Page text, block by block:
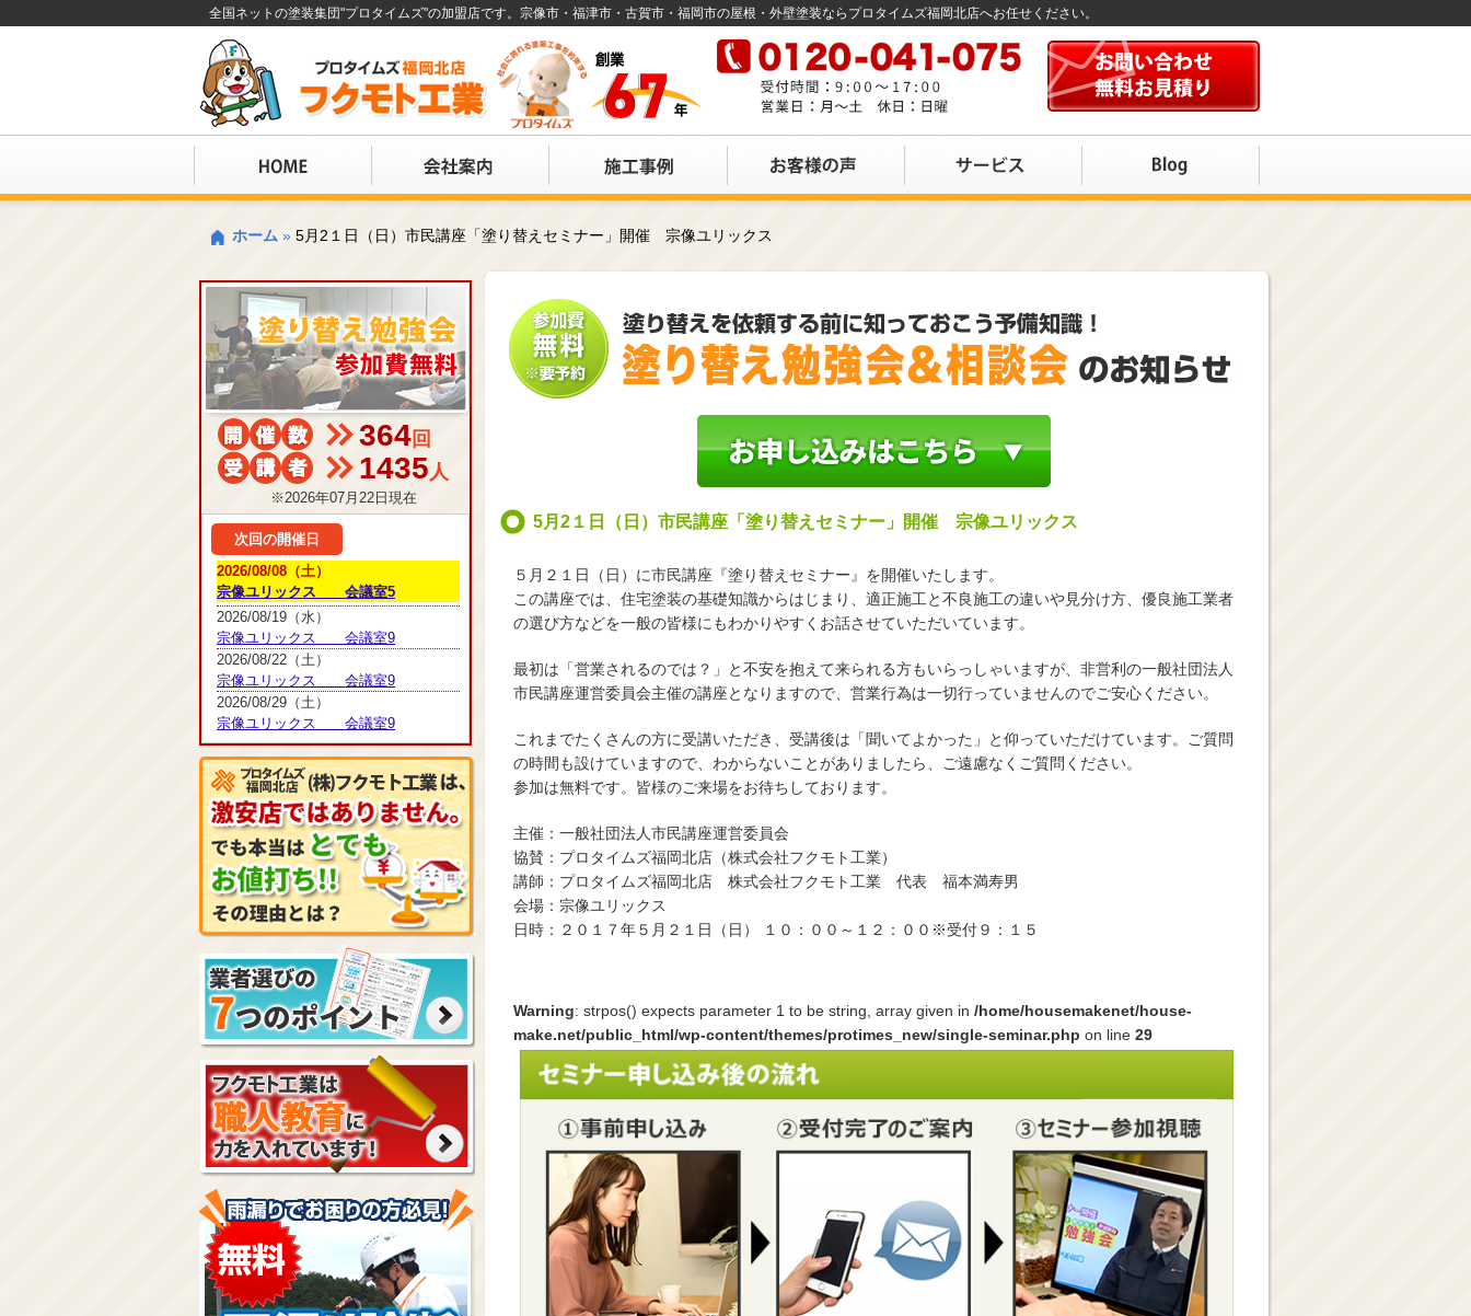
全国ネットの塗装集団"プロタイムズ"の加盟店です。宗像市・福津市・古賀市・福岡市の屋根・外壁塗装ならプロタイムズ福岡北店へお任せください。
ホーム » 5月2１日（日）市民講座「塗り替えセミナー」開催 宗像ユリックス
5月2１日（日）市民講座「塗り替えセミナー」開催 宗像ユリックス
５月２１日（日）に市民講座『塗り替えセミナー』を開催いたします。
この講座では、住宅塗装の基礎知識からはじまり、適正施工と不良施工の違いや見分け方、優良施工業者
の選び方などを一般の皆様にもわかりやすくお話させていただいています。
最初は「営業されるのでは？」と不安を抱えて来られる方もいらっしゃいますが、非営利の一般社団法人
市民講座運営委員会主催の講座となりますので、営業行為は一切行っていませんのでご安心ください。
これまでたくさんの方に受講いただき、受講後は「聞いてよかった」と仰っていただけています。ご質問
の時間も設けていますので、わからないことがありましたら、ご遠慮なくご質問ください。
参加は無料です。皆様のご来場をお待ちしております。
主催：一般社団法人市民講座運営委員会
協賛：プロタイムズ福岡北店（株式会社フクモト工業）
講師：プロタイムズ福岡北店 株式会社フクモト工業 代表 福本満寿男
会場：宗像ユリックス
日時：２０１７年５月２１日（日） １０：００～１２：００※受付９：１５
Warning: strpos() expects parameter 1 to be string, array given in /home/housemakenet/house-
make.net/public_html/wp-content/themes/protimes_new/single-seminar.php on line 29
364回
1435人
※2026年07月22日現在
次回の開催日
2026/08/08（土）
宗像ユリックス 会議室5
2026/08/19（水）
宗像ユリックス 会議室9
2026/08/22（土）
宗像ユリックス 会議室9
2026/08/29（土）
宗像ユリックス 会議室9